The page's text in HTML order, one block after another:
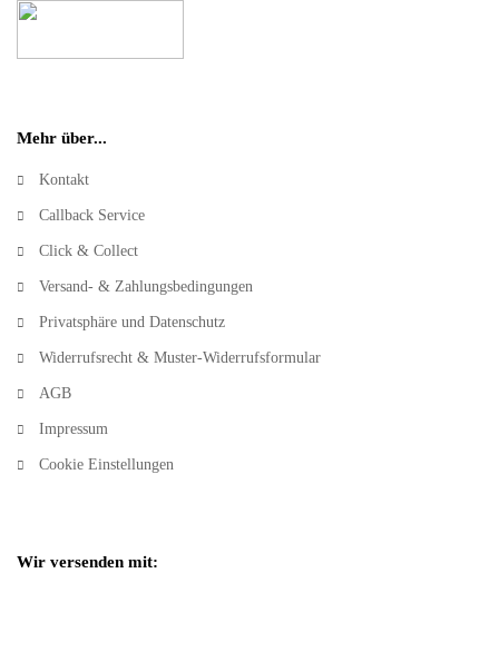
Mehr über...
Kontakt
Callback Service
Click & Collect
Versand- & Zahlungsbedingungen
Privatsphäre und Datenschutz
Widerrufsrecht & Muster-Widerrufsformular
AGB
Impressum
Cookie Einstellungen
Wir versenden mit: